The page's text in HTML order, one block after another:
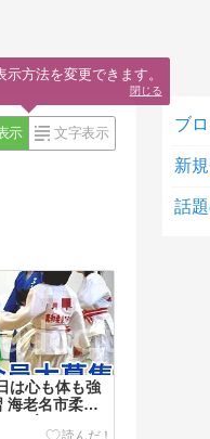
示 文字表示
は心も体も強
海老名市柔道
ラブ
ブ
新
話
示方法を変更できます。
閉じる